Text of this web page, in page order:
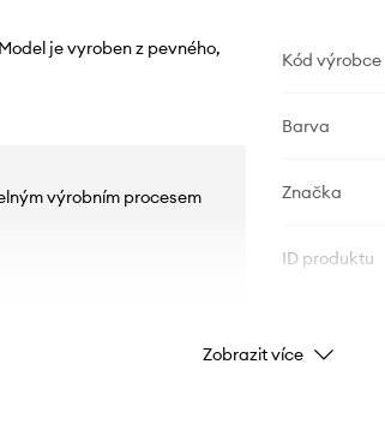
je vyroben z pevného,
výrobním procesem
Kód výrobce
Barva
Značka
ID produktu
Zobrazit více